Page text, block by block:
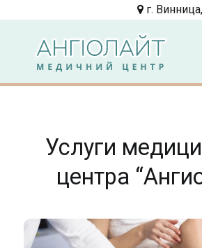
содержимому
г.
Angiolight
Клиника
Услуги
центра